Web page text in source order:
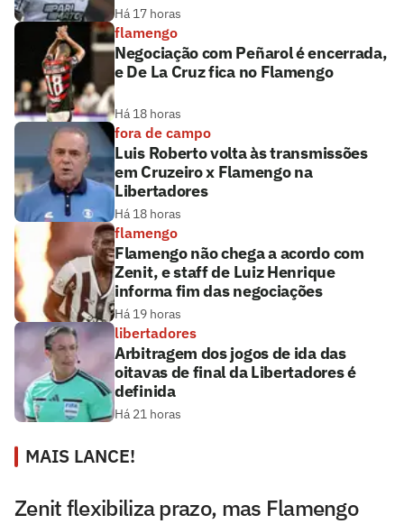
Há 17 horas
flamengo
Negociação com Peñarol é encerrada,
e De La Cruz fica no Flamengo
Há 18 horas
fora de campo
Luis Roberto volta às transmissões
em Cruzeiro x Flamengo na
Libertadores
Há 18 horas
flamengo
Flamengo não chega a acordo com
Zenit, e staff de Luiz Henrique
informa fim das negociações
Há 19 horas
libertadores
Arbitragem dos jogos de ida das
oitavas de final da Libertadores é
definida
Há 21 horas
MAIS LANCE!
Zenit flexibiliza prazo, mas Flamengo